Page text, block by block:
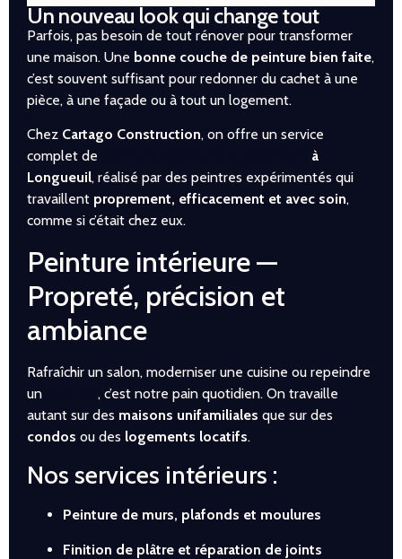
Un nouveau look qui change tout
Parfois, pas besoin de tout rénover pour transformer
une maison. Une bonne couche de peinture bien faite,
c’est souvent suffisant pour redonner du cachet à une
pièce, à une façade ou à tout un logement.
Chez Cartago Construction, on offre un service
complet de
à
Longueuil, réalisé par des peintres expérimentés qui
travaillent proprement, efficacement et avec soin,
comme si c’était chez eux.
Peinture intérieure —
Propreté, précision et
ambiance
Rafraîchir un salon, moderniser une cuisine ou repeindre
un
, c’est notre pain quotidien. On travaille
autant sur des maisons unifamiliales que sur des
condos ou des logements locatifs.
Nos services intérieurs :
Peinture de murs, plafonds et moulures
Finition de plâtre et réparation de joints